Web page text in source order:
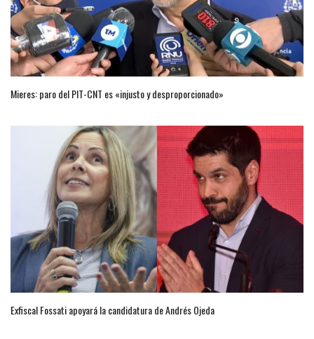
Mieres: paro del PIT-CNT es «injusto y desproporcionado»
Exfiscal Fossati apoyará la candidatura de Andrés Ojeda